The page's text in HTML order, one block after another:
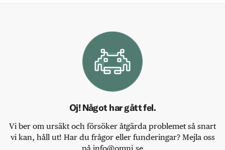
Oj! Något har gått fel.
Vi ber om ursäkt och försöker åtgärda problemet så snart
vi kan, håll ut! Har du frågor eller funderingar? Mejla oss